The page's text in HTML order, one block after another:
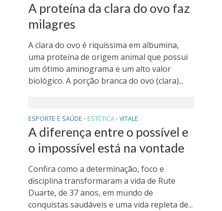
A proteína da clara do ovo faz
milagres
A clara do ovo é riquíssima em albumina,
uma proteína de origem animal que possui
um ótimo aminograma e um alto valor
biológico. A porção branca do ovo (clara)...
ESPORTE E SAÚDE • ESTÉTICA • VITALE
A diferença entre o possível e
o impossível está na vontade
Confira como a determinação, foco e
disciplina transformaram a vida de Rute
Duarte, de 37 anos, em mundo de
conquistas saudáveis e uma vida repleta de...